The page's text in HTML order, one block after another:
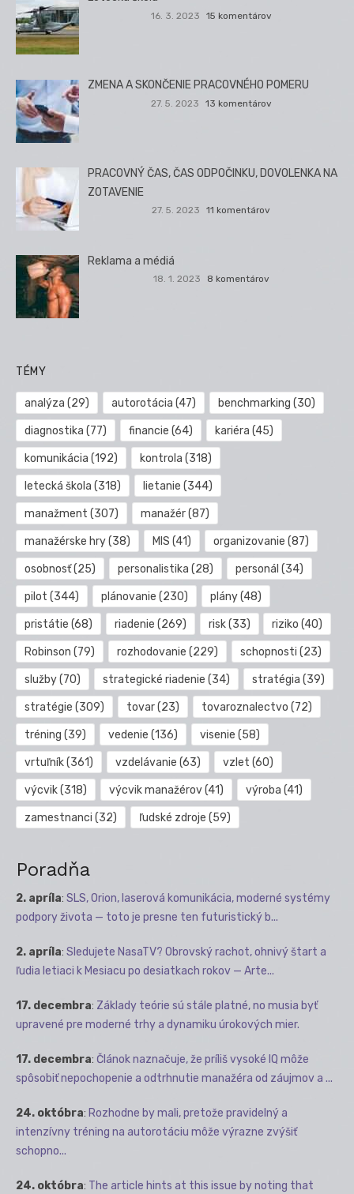
16. 3. 2023 15 komentárov
ZMENA A SKONČENIE PRACOVNÉHO POMERU
27. 5. 2023 13 komentárov
PRACOVNÝ ČAS, ČAS ODPOČINKU, DOVOLENKA NA
ZOTAVENIE
27. 5. 2023 11 komentárov
Reklama a médiá
18. 1. 2023 8 komentárov
TÉMY
analýza (29) autorotácia (47) benchmarking (30)
diagnostika (77) financie (64) kariéra (45)
komunikácia (192) kontrola (318)
letecká škola (318) lietanie (344)
manažment (307) manažér(87)
manažérske hry(38) MIS (41) organizovanie (87)
osobnosť(25) personalistika (28) personál (34)
pilot (344) plánovanie (230) plány(48)
pristátie (68) riadenie (269) risk(33) riziko (40)
Robinson (79) rozhodovanie (229) schopnosti (23)
služby(70) strategické riadenie (34) stratégia (39)
stratégie (309) tovar(23) tovaroznalectvo (72)
tréning (39) vedenie (136) visenie (58)
vrtuľník(361) vzdelávanie (63) vzlet (60)
výcvik(318) výcvik manažérov(41) výroba (41)
zamestnanci (32) ľudské zdroje (59)
Poradňa
2. apríla: SLS, Orion, laserová komunikácia, moderné systémy
podpory života — toto je presne ten futuristický b...
2. apríla: Sledujete NasaTV? Obrovský rachot, ohnivý štart a
ľudia letiaci k Mesiacu po desiatkach rokov — Arte...
17. decembra: Základy teórie sú stále platné, no musia byť
upravené pre moderné trhy a dynamiku úrokových mier.
17. decembra: Článok naznačuje, že príliš vysoké IQ môže
spôsobiť nepochopenie a odtrhnutie manažéra od záujmov a ...
24. októbra: Rozhodne by mali, pretože pravidelný a
intenzívny tréning na autorotáciu môže výrazne zvýšiť
schopno...
24. októbra: The article hints at this issue by noting that